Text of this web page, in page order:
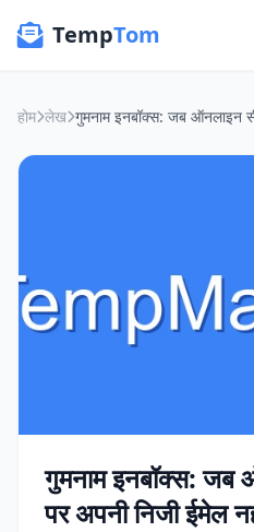
TempTom
होम लेख
गुमनाम इनबॉक्स: जब
पर अपनी निजी ईमेल